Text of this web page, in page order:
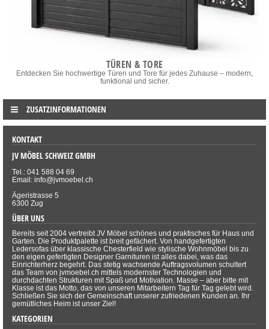
TÜREN & TORE
Entdecken Sie hochwertige Türen und Tore für jedes Zuhause – modern,
funktional und sicher.
ZUSATZINFORMATIONEN
KONTAKT
JV MÖBEL SCHWEIZ GMBH
Tel.: 041 588 04 69
Email: info@jvmoebel.ch
Ägeristrasse 5
6300 Zug
ÜBER UNS
Bereits seit 2004 vertreibt JV Möbel schönes und praktisches für Haus und
Garten. Die Produktpalette ist breit gefächert. Von handgefertigten
Ledersofas über klassische Chesterfield wie stylische Wohnmöbel bis zu
den eigen gefertigten Designer Garnituren ist alles dabei, was das
Einrichterherz begehrt. Das stetig wachsende Auftragsvolumen schultert
das Team von jvmoebel.ch mittels modernster Technologien und
durchdachten Strukturen mit Spaß und Motivation. Masse – aber bitte mit
Klasse ist das Motto, das von unseren Mitarbeitern Tag für Tag gelebt wird.
Schließen Sie sich der Gemeinschaft unserer zufriedenen Kunden an. Ihr
gemütliches Heim ist unser Ziel!
KATEGORIEN